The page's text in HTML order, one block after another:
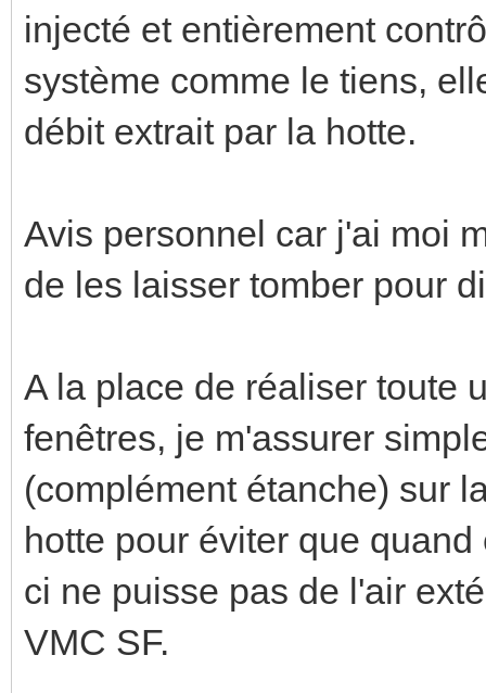
injecté et entièrement
système comme le tiens,
débit extrait par la hotte.
Avis personnel car j'ai moi
de les laisser tomber pour
A la place de réaliser toute
fenêtres, je m'assurer
(complément étanche) sur
hotte pour éviter que
ci ne puisse pas de l'air
VMC SF.